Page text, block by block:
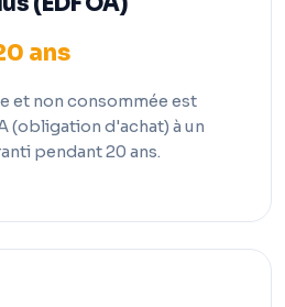
ans
et non consommée est
(obligation d'achat) à un
pendant 20 ans.